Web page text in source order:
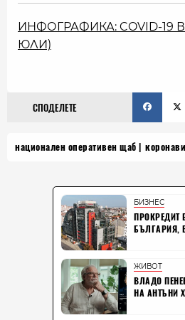
ИНФОГРАФИКА: COVID-19
ЮЛИ)
СПОДЕЛЕТЕ
национален оперативен щаб